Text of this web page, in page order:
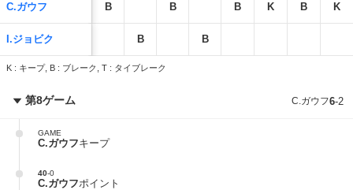
C.ガウフ B B B K B K
I.ジョビク B B
K : キープ, B : ブレーク, T : タイブレーク
第8ゲーム C.ガウフ6-2
GAME
C.ガウフキープ
40-0
C.ガウフポイント